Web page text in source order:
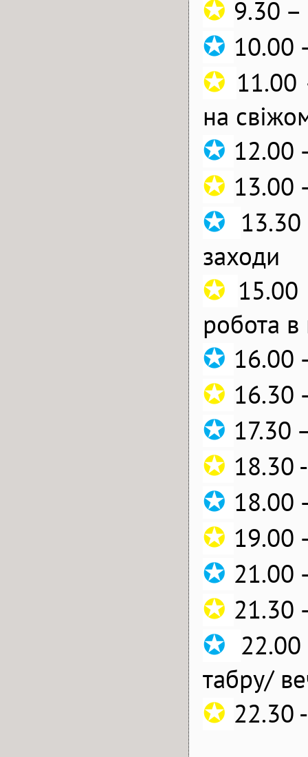
✪ 9.30 –
✪ 10.00
✪ 11.00
на
✪ 12.00
✪ 13.00
✪
заходи
✪ 15.00
робота в
✪ 16.00
✪ 16.30
✪ 17.30
✪ 18.30
✪ 18.00
✪ 19.00
✪ 21.00
✪ 21.30
✪
табру/
✪ 22.30